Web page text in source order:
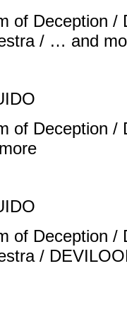
of Deception /
/ … and
of Deception /
of Deception /
/